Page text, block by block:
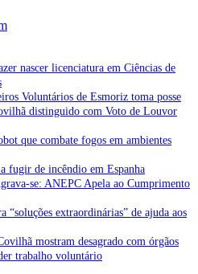
nascer licenciatura em Ciências de
Voluntários de Esmoriz toma posse
distinguido com Voto de Louvor
que combate fogos em ambientes
fugir de incêndio em Espanha
se: ANEPC Apela ao Cumprimento
“soluções extraordinárias” de ajuda aos
mostram desagrado com órgãos
trabalho voluntário